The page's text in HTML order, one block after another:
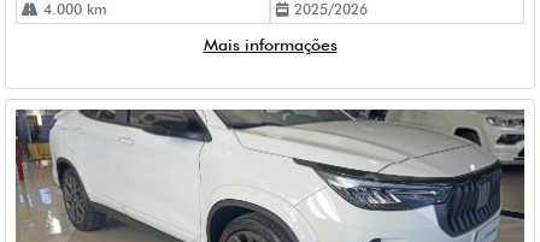
4.000 km 2025/2026
Mais informações